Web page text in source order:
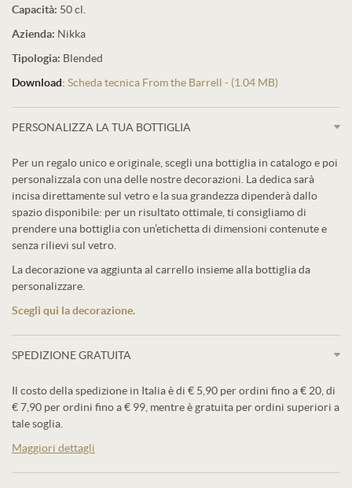
Capacità: 50 cl.
Azienda: Nikka
Tipologia: Blended
Download: Scheda tecnica From the Barrell - (1.04 MB)
PERSONALIZZA LA TUA BOTTIGLIA
Per un regalo unico e originale, scegli una bottiglia in catalogo e poi
personalizzala con una delle nostre decorazioni. La dedica sarà
incisa direttamente sul vetro e la sua grandezza dipenderà dallo
spazio disponibile: per un risultato ottimale, ti consigliamo di
prendere una bottiglia con un’etichetta di dimensioni contenute e
senza rilievi sul vetro.
La decorazione va aggiunta al carrello insieme alla bottiglia da
personalizzare.
Scegli qui la decorazione.
SPEDIZIONE GRATUITA
Il costo della spedizione in Italia è di € 5,90 per ordini fino a € 20, di
€ 7,90 per ordini fino a € 99, mentre è gratuita per ordini superiori a
tale soglia.
Maggiori dettagli